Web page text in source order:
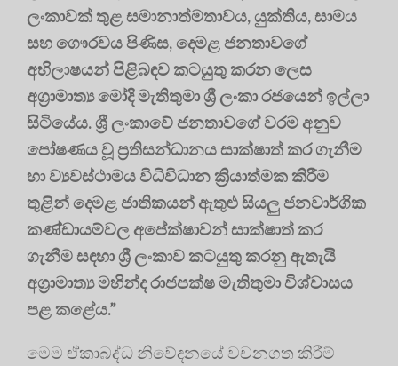
ලංකාවක් තුළ සමානාත්මතාවය, යුක්තිය, සාමය
සහ ගෞරවය පිණිස, දෙමළ ජනතාවගේ
අභිලාෂයන් පිළිබඳව කටයුතු කරන ලෙස
අග්‍රාමාත්‍ය මෝදි මැතිතුමා ශ්‍රී ලංකා රජයෙන් ඉල්ලා
සිටියේය. ශ්‍රී ලංකාවේ ජනතාවගේ වරම අනුව
පෝෂණය වූ ප්‍රතිසන්ධානය සාක්ෂාත් කර ගැනීම
හා ව්‍යවස්ථාමය විධිවිධාන ක්‍රියාත්මක කිරීම
තුළින් දෙමළ ජාතිකයන් ඇතුළු සියලු ජනවාර්ගික
කණ්ඩායම්වල අපේක්ෂාවන් සාක්ෂාත් කර
ගැනීම සඳහා ශ්‍රී ලංකාව කටයුතු කරනු ඇතැයි
අග්‍රාමාත්‍ය මහින්ද රාජපක්ෂ මැතිතුමා විශ්වාසය
පළ කළේය.”
මෙම ඒකාබද්ධ නිවේදනයේ වචනගත කිරීම්